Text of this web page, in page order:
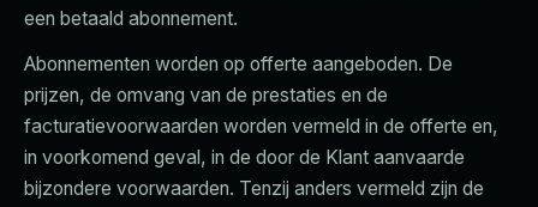
een betaald abonnement.
Abonnementen worden op offerte aangeboden. De
prijzen, de omvang van de prestaties en de
facturatievoorwaarden worden vermeld in de offerte en,
in voorkomend geval, in de door de Klant aanvaarde
bijzondere voorwaarden. Tenzij anders vermeld zijn de